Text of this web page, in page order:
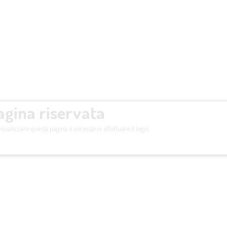
riservata
questa pagina è necessario effettuare il login